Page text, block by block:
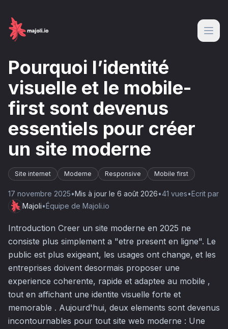
Pourquoi l’identité
visuelle et le mobile-
first sont devenus
essentiels pour créer
un site moderne
Site internet Moderne Responsive Mobile first
17 novembre 2025•Mis à jour le 6 août 2026•41 vues•Ecrit par
Majoli•Équipe de Majoli.io
Introduction Creer un site moderne en 2025 ne
consiste plus simplement a "etre present en ligne". Le
public est plus exigeant, les usages ont change, et les
entreprises doivent desormais proposer une
experience coherente, rapide et adaptee au mobile ,
tout en affichant une identite visuelle forte et
memorable . Aujourd'hui, deux elements sont devenus
incontournables pour tout site web moderne : Une